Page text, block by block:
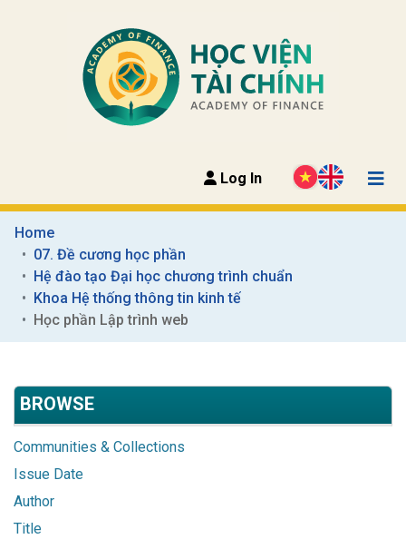
Log In
Home
07. Đề cương học phần
Hệ đào tạo Đại học chương trình chuẩn
Khoa Hệ thống thông tin kinh tế
Học phần Lập trình web
BROWSE
Communities & Collections
Issue Date
Author
Title